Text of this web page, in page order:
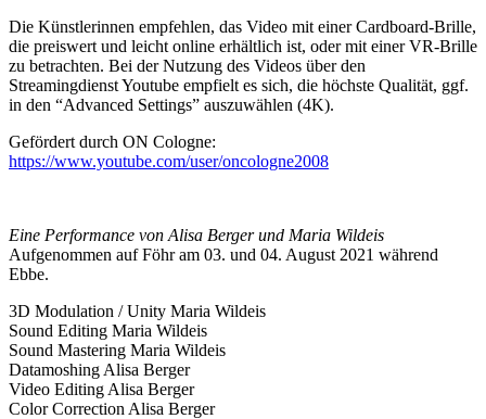
Die Künstlerinnen empfehlen, das Video mit einer Cardboard-Brille,
die preiswert und leicht online erhältlich ist, oder mit einer VR-Brille
zu betrachten. Bei der Nutzung des Videos über den
Streamingdienst Youtube empfielt es sich, die höchste Qualität, ggf.
in den “Advanced Settings” auszuwählen (4K).
Gefördert durch ON Cologne:
https://www.youtube.com/user/oncologne2008
Eine Performance von Alisa Berger und Maria Wildeis
Aufgenommen auf Föhr am 03. und 04. August 2021 während
Ebbe.
3D Modulation / Unity Maria Wildeis
Sound Editing Maria Wildeis
Sound Mastering Maria Wildeis
Datamoshing Alisa Berger
Video Editing Alisa Berger
Color Correction Alisa Berger